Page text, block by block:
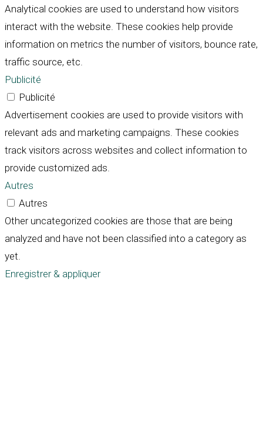
Analytical cookies are used to understand how visitors
interact with the website. These cookies help provide
information on metrics the number of visitors, bounce rate,
traffic source, etc.
Publicité
Publicité
Advertisement cookies are used to provide visitors with
relevant ads and marketing campaigns. These cookies
track visitors across websites and collect information to
provide customized ads.
Autres
Autres
Other uncategorized cookies are those that are being
analyzed and have not been classified into a category as
yet.
Enregistrer & appliquer